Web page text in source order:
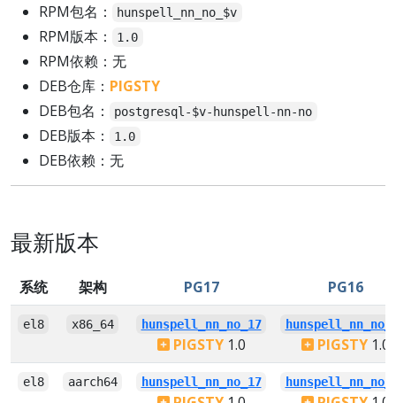
RPM包名：
hunspell_nn_no_$v
RPM版本： 1.0
RPM依赖：无
DEB仓库： PIGSTY
DEB包名：
postgresql-$v-hunspell-nn-no
DEB版本： 1.0
DEB依赖：无
最新版本
系统 架构 PG17 PG16
el8 x86_64 hunspell_nn_no_17
PIGSTY1.0 PIGSTY1.0
el8 aarch64 hunspell_nn_no_17